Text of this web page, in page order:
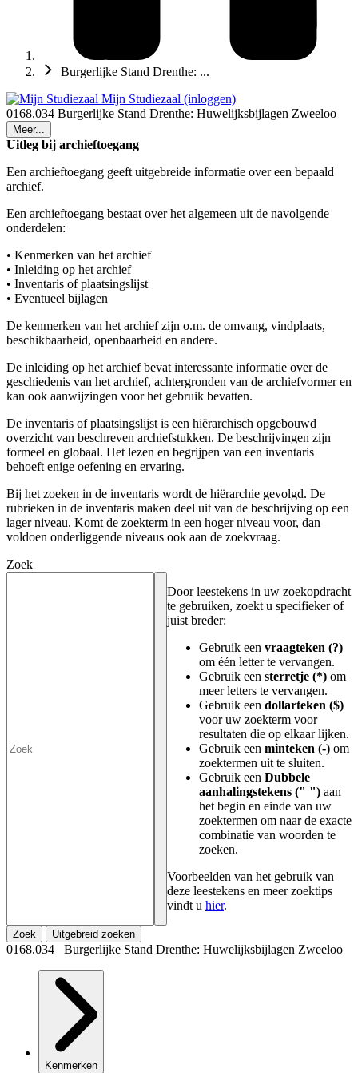
Burgerlijke Stand Drenthe: ...
Mijn Studiezaal (inloggen)
0168.034 Burgerlijke Stand Drenthe: Huwelijksbijlagen Zweeloo
Meer...
Uitleg bij archieftoegang
Een archieftoegang geeft uitgebreide informatie over een bepaald
archief.
Een archieftoegang bestaat over het algemeen uit de navolgende
onderdelen:
• Kenmerken van het archief
• Inleiding op het archief
• Inventaris of plaatsingslijst
• Eventueel bijlagen
De kenmerken van het archief zijn o.m. de omvang, vindplaats,
beschikbaarheid, openbaarheid en andere.
De inleiding op het archief bevat interessante informatie over de
geschiedenis van het archief, achtergronden van de archiefvormer en
kan ook aanwijzingen voor het gebruik bevatten.
De inventaris of plaatsingslijst is een hiërarchisch opgebouwd
overzicht van beschreven archiefstukken. De beschrijvingen zijn
formeel en globaal. Het lezen en begrijpen van een inventaris
behoeft enige oefening en ervaring.
Bij het zoeken in de inventaris wordt de hiërarchie gevolgd. De
rubrieken in de inventaris maken deel uit van de beschrijving op een
lager niveau. Komt de zoekterm in een hoger niveau voor, dan
voldoen onderliggende niveaus ook aan de zoekvraag.
Zoek
Door leestekens in uw zoekopdracht
te gebruiken, zoekt u specifieker of
juist breder:
Gebruik een vraagteken (?)
om één letter te vervangen.
Gebruik een sterretje (*) om
meer letters te vervangen.
Gebruik een dollarteken ($)
voor uw zoekterm voor
resultaten die op elkaar lijken.
Gebruik een minteken (-) om
zoektermen uit te sluiten.
Gebruik een Dubbele
aanhalingstekens (" ") aan
het begin en einde van uw
zoektermen om naar de exacte
combinatie van woorden te
zoeken.
Voorbeelden van het gebruik van
deze leestekens en meer zoektips
vindt u hier.
Zoek Uitgebreid zoeken
0168.034 Burgerlijke Stand Drenthe: Huwelijksbijlagen Zweeloo
Kenmerken